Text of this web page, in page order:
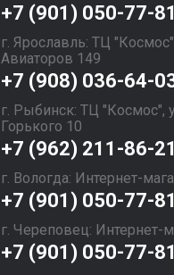
+7 (901) 050-77-81
г. Ярославль: ТЦ
Авиаторов 149
+7 (908) 036-64-
г. Рыбинск: ТЦ "Космос",
Горького 10
+7 (962) 211-86-21
г. Вологда: Интернет-
+7 (901) 050-77-81
г. Череповец: Интернет-
+7 (901) 050-77-81